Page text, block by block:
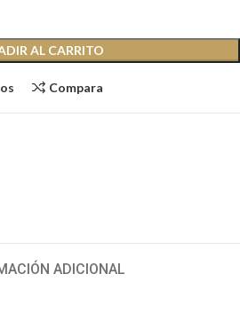
AL CARRITO
Compara
ADICIONAL